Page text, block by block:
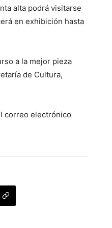
alta podrá visitarse
en exhibición hasta
a la mejor pieza
de Cultura,
correo electrónico